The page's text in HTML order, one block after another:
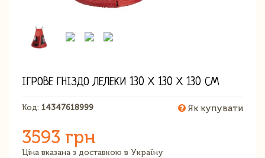
ІГРОВЕ ГНІЗДО ЛЕЛЕКИ 130 Х 130 Х 130 СМ
Код: 14347618999 Як купувати
3593 грн
Ціна вказана з доставкою в Україну